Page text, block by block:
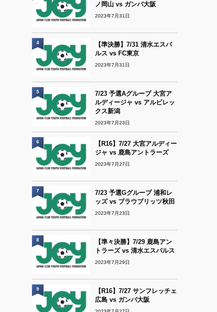
ノ岡山 vs ガンバ大阪
2023年7月31日
【準決勝】7/31 清水エスパ
ルス vs FC東京
2023年7月31日
4
7/23 予選Aグループ 大宮ア
ルディージャ vs アルビレッ
クス新潟
2023年7月23日
5
【R16】7/27 大宮アルディー
ジャ vs 鹿島アントラーズ
2023年7月27日
6
7/23 予選Gグループ 浦和レ
ッズ vs ブラウブリッツ秋田
2023年7月23日
7
【準々決勝】7/29 鹿島アン
トラーズ vs 清水エスパルス
2023年7月29日
8
【R16】7/27 サンフレッチェ
広島 vs ガンバ大阪
9